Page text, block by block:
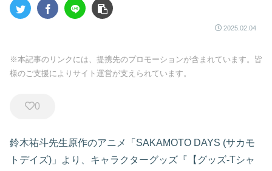
2025.02.04
※本記事のリンクには、提携先のプロモーションが含まれています。皆
様のご支援によりサイト運営が支えられています。
0
鈴木祐斗先生原作のアニメ「SAKAMOTO DAYS (サカモ
トデイズ)」より、キャラクターグッズ『【グッズ-Tシャ